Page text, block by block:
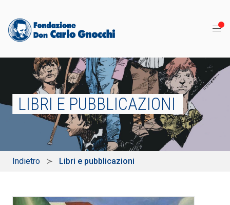
LIBRI E PUBBLICAZIONI
Indietro Libri e pubblicazioni